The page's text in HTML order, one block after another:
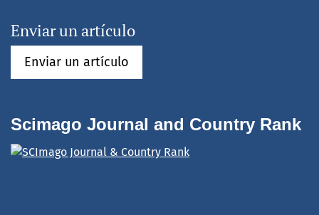
Enviar un artículo
Enviar un artículo
Scimago Journal and Country Rank